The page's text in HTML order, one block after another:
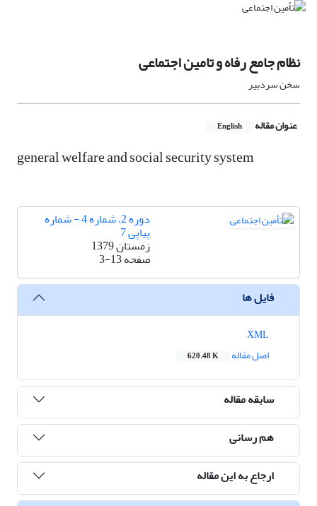
نظام جامع رفاه و تامین اجتماعی
سخن سردبیر
عنوان مقاله English
general welfare and social security system
دوره 2، شماره 4 - شماره
پیاپی 7
زمستان 1379
صفحه3-13
فایل ها
اصل مقاله
620.48 K
سابقه مقاله
هم رسانی
ارجاع به این مقاله